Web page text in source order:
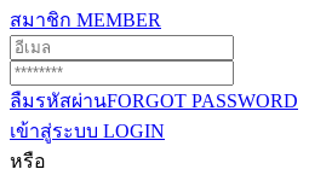
สมาชิก MEMBER
ลืมรหัสผ่านFORGOT PASSWORD
เข้าสู่ระบบ LOGIN
หรือ